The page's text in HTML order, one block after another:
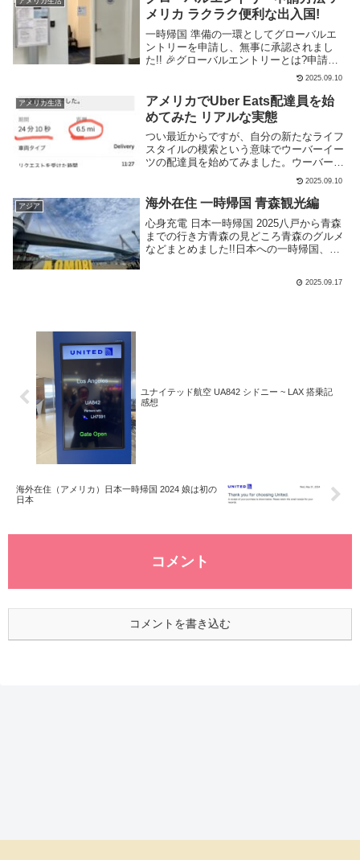
メリカ ラクラク便利な出入国!
一時帰国 準備の一環としてグローバルエ
ントリーを申請し、無事に承認されまし
た!! 🎉グローバルエントリーとは?申請方
法などをまとめてみました。海外旅行には
料の 楽天カード は無料なのに海外旅行保
険付帯...
2025.09.10
アメリカ生活
アメリカでUber Eats配達員を始
めてみた リアルな実態
つい最近からですが、自分の新たなライフ
スタイルの模索という意味でウーバーイー
ツの配達員を始めてみました。ウーバーイ
ーツへの登録方法アプリの使い方実際に配
達してみた感想ぶっちゃけ稼げるの!? ア
ルバイトの一つしてアリ?ナシ?なんかをま
とめてみ...
2025.09.10
アジア 海外在住 一時帰国 青森観光編
心身充電 日本一時帰国 2025八戸から青森
までの行き方青森の見どころ青森のグルメ
などまとめました!!日本への一時帰国、お
ー予約 など一時帰国での日本国内の手配
2025.09.17
ユナイテッド航空 UA842 シドニー ~ LAX 搭乗記
感想
海外在住（アメリカ）日本一時帰国 2024 娘は初の
日本
コメント
コメントを書き込む